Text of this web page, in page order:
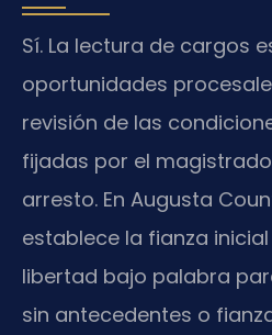
Sí. La lectura de cargos
oportunidades
revisión de las
fijadas por el
arresto. En Augusta
establece la fianza
libertad bajo palabra
sin antecedentes o